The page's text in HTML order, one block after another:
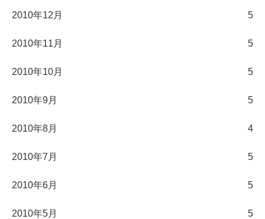
2010年12月 5
2010年11月 5
2010年10月 5
2010年9月 5
2010年8月 4
2010年7月 5
2010年6月 5
2010年5月 5